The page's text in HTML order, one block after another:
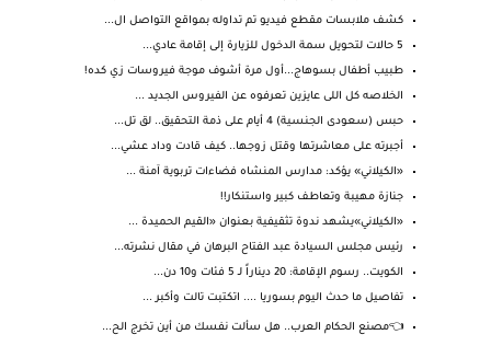
كشف ملابسات مقطع فيديو تم تداوله بمواقع التواصل ال...
5 حالات لتحويل سمة الدخول للزيارة إلى إقامة عادي...
طبيب أطفال بسوهاج...أول مرة أشوف موجة فيروسات زي كده!
الخلاصه كل اللى عايزين تعرفوه عن الفيروس الجديد ...
حبس (سعودى الجنسية) 4 أيام على ذمة التحقيق.. لق تل...
أجبرته على معاشرتها وقتل زوجها.. كيف قادت وداد عشي...
«الكيلاني» يؤكد: مدارس المنشاه فضاءات تربوية آمنة ...
جنازة مهيبة وتعاطف كبير واستنكار!!
«الكيلاني»يشهد ندوة تثقيفية بعنوان «القيم الحميدة ...
رئيس مجلس السيادة عبد الفتاح البرهان في مقال نشرته...
الكويت.. رسوم الإقامة: 20 ديناراً لـ 5 فئات و10 دن...
تفاصيل ما حدث اليوم بسوريا .... اتكتبت تالت وأكبر ...
👈مصنع الحكام العرب.. هل سألت نفسك من أين تخرج الح...